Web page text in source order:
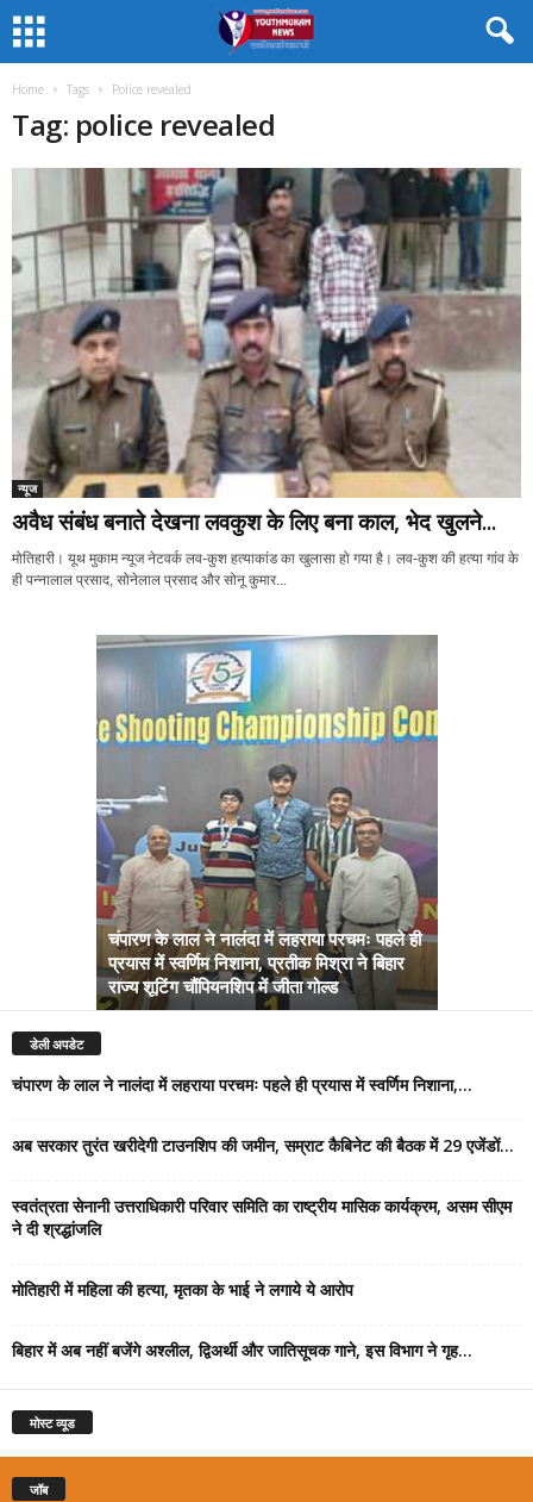
Home Tags Police revealed
Tag: police revealed
न्यूज
अवैध संबंध बनाते देखना लवकुश के लिए बना काल, भेद खुलने...
मोतिहारी। यूथ मुकाम न्यूज नेटवर्क लव-कुश हत्याकांड का खुलासा हो गया है। लव-कुश की हत्या गांव के
ही पन्नालाल प्रसाद, सोनेलाल प्रसाद और सोनू कुमार...
चंपारण के लाल ने नालंदा में लहराया परचमः पहले ही
प्रयास में स्वर्णिम निशाना, प्रतीक मिश्रा ने बिहार
राज्य शूटिंग चौंपियनशिप में जीता गोल्ड
डेली अपडेट
चंपारण के लाल ने नालंदा में लहराया परचमः पहले ही प्रयास में स्वर्णिम निशाना,...
अब सरकार तुरंत खरीदेगी टाउनशिप की जमीन, सम्राट कैबिनेट की बैठक में 29 एजेंडों...
स्वतंत्रता सेनानी उत्तराधिकारी परिवार समिति का राष्ट्रीय मासिक कार्यक्रम, असम सीएम
ने दी श्रद्धांजलि
मोतिहारी में महिला की हत्या, मृतका के भाई ने लगाये ये आरोप
बिहार में अब नहीं बजेंगे अश्लील, द्विअर्थी और जातिसूचक गाने, इस विभाग ने गृह...
मोस्ट व्यूड
जॉब